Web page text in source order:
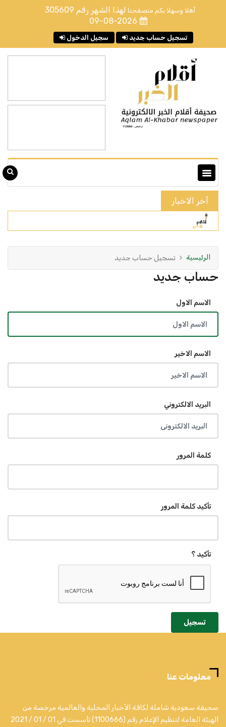
أهلا وسهلا بكم متصفحنا لهذا الشهر رقم 305609
09-08-2026
سجيل الدخول تسجيل حساب جديد
أخر الاخبار
الرئيسية تسجيل حساب جديد
حساب جديد
الاسم الاول
الاسم الاخير
البريد الالكتروني
كلمة المرور
تأكيد كلمة المرور
تأكيد ؟
تسجيل
معلومات عنا
صحيفة سعودية شاملة لكافة الأخبار المحلية والعالمية مرخصة من
الهيئة العامة لتنظيم الإعلام رقم (1100666) تأسست في 01 / 01 / 2021